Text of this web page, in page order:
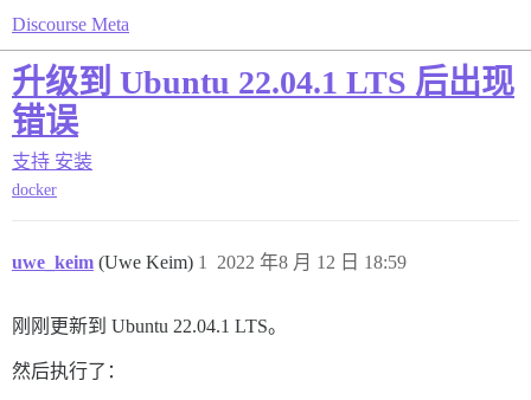
Discourse Meta
升级到 Ubuntu 22.04.1 LTS 后出现
错误
支持 安装
docker
uwe_keim (Uwe Keim) 2022 年8 月 12 日 18:59
1
刚刚更新到 Ubuntu 22.04.1 LTS。
然后执行了：